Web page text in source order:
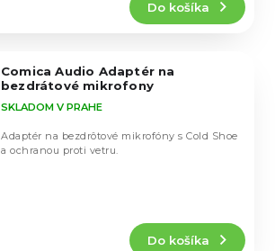
Do košíka
Comica Audio Adaptér na
bezdrátové mikrofony
SKLADOM V PRAHE
Do košíka
Adaptér na bezdrôtové mikrofóny s Cold Shoe
a ochranou proti vetru.